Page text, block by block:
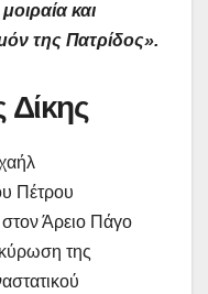
και
της Πατρίδος».
Πέτρου
Άρειο Πάγο
της